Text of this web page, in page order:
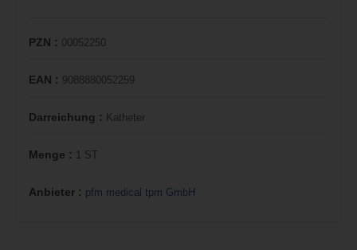
PZN : 00052250
EAN : 9088880052259
Darreichung : Katheter
Menge : 1 ST
Anbieter : pfm medical tpm GmbH